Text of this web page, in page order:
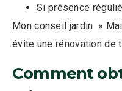
Si présence
Mon conseil jardin »
évite une rénovation de
Comment